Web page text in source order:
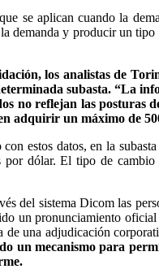
se aplican cuando la
demanda y producir un
los analistas de
subasta. “La
no reflejan las posturas
adquirir un máximo de
estos datos, en la
por dólar. El tipo de
del sistema Dicom las
un pronunciamiento
una adjudicación
un mecanismo para